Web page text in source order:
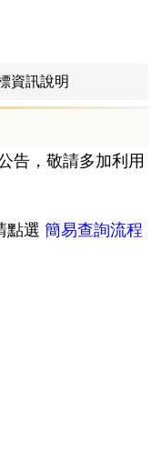
資訊說明
告，敬請多加利用
點選 簡易查詢流程